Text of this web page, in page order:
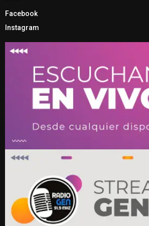
Facebook
Instagram